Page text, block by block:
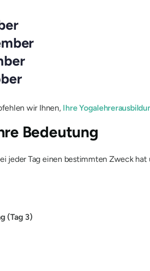
wir Ihnen, Ihre
Bedeutung
jeder Tag einen bestimmten Zweck
(Tag 3)